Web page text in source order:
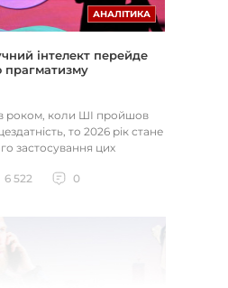
АНАЛІТИКА
інтелект перейде
прагматизму
роком, коли ШІ пройшов
то 2026 рік стане
застосування цих
6 522 0